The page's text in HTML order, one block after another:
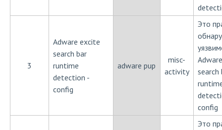
3
Adware excite
search bar
runtime
detection -
config
adware pup
misc-
activity
Это
search
config
Это